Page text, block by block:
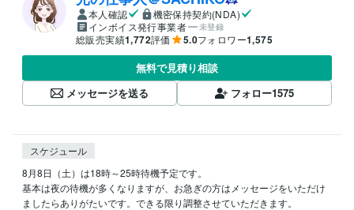
本人確認
機密保持契約(NDA)
インボイス発行事業者
未登録
総販売実績1,772評価 5.0フォロワー1,575
無料で見積り相談
メッセージを送る
フォロー1575
スケジュール
8月8日（土）は18時～25時待機予定です。
基本は夜の待機が多くなりますが、お急ぎの方はメッセージをいただけ
ましたらありがたいです。できる限り調整させていただきます。